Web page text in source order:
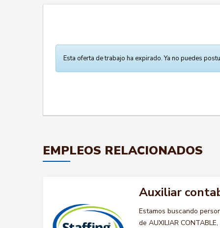
Esta oferta de trabajo ha expirado. Ya no puedes
EMPLEOS RELACIONADOS
Auxiliar
Estamos buscando
de AUXILIAR